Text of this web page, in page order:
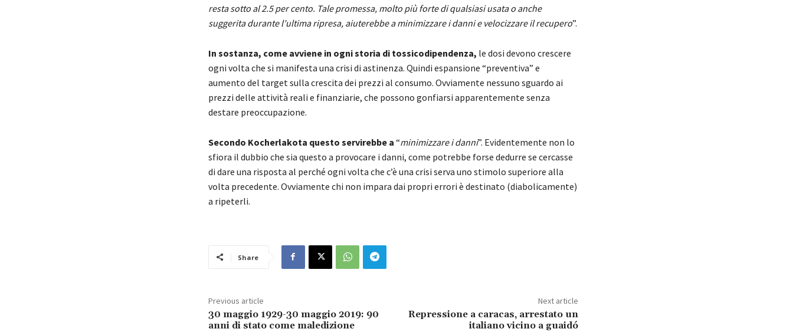
resta sotto al 2.5 per cento. Tale promessa, molto più forte di qualsiasi usata o anche
suggerita durante l’ultima ripresa, aiuterebbe a minimizzare i danni e velocizzare il recupero”.
In sostanza, come avviene in ogni storia di tossicodipendenza, le dosi devono crescere
ogni volta che si manifesta una crisi di astinenza. Quindi espansione “preventiva” e
aumento del target sulla crescita dei prezzi al consumo. Ovviamente nessuno sguardo ai
prezzi delle attività reali e finanziarie, che possono gonfiarsi apparentemente senza
destare preoccupazione.
Secondo Kocherlakota questo servirebbe a “minimizzare i danni”. Evidentemente non lo
sfiora il dubbio che sia questo a provocare i danni, come potrebbe forse dedurre se cercasse
di dare una risposta al perché ogni volta che c’è una crisi serva uno stimolo superiore alla
volta precedente. Ovviamente chi non impara dai propri errori è destinato (diabolicamente)
a ripeterli.
Share
Previous article
30 maggio 1929-30 maggio 2019: 90
anni di stato come maledizione
Next article
Repressione a caracas, arrestato un
italiano vicino a guaidó